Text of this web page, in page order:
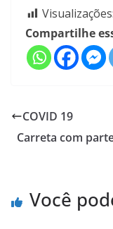
Visualizações:
Compartilhe
COVID 19
Carreta com
Você